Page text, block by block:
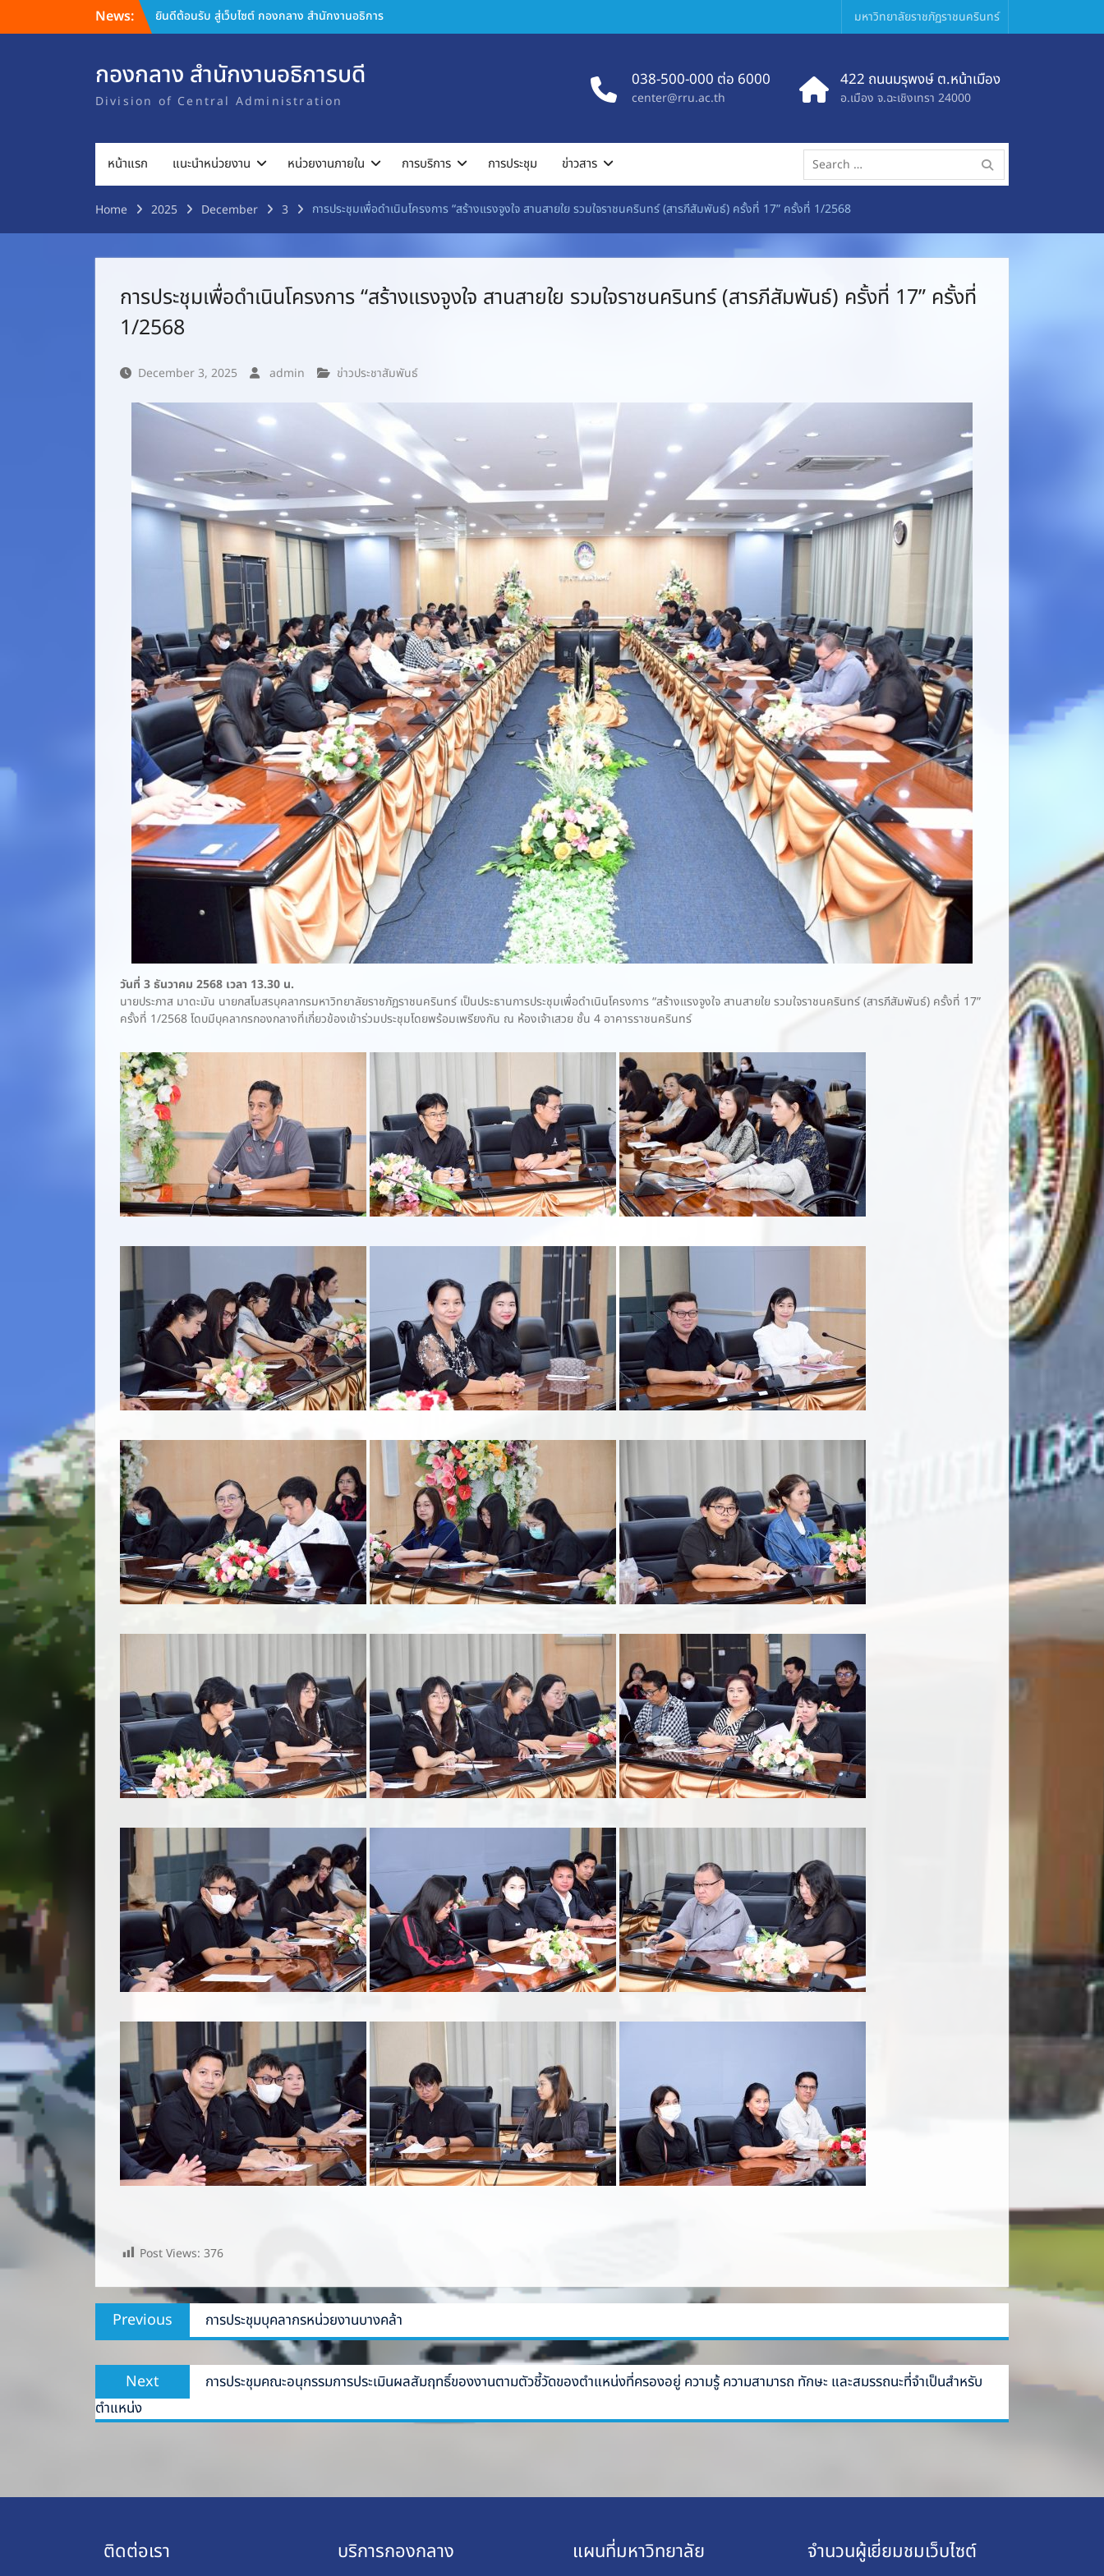
News: ยินดีต้อนรับ สู่เว็บไซต์ กองกลาง สำนักงานอธิการ มหาวิทยาลัยราชภัฏราชนครินทร์
กองกลาง สำนักงานอธิการบดี
Division of Central Administration
038-500-000 ต่อ 6000
center@rru.ac.th
422 ถนนมรุพงษ์ ต.หน้าเมือง
อ.เมือง จ.ฉะเชิงเทรา 24000
หน้าแรก แนะนำหน่วยงาน หน่วยงานภายใน การบริการ การประชุม ข่าวสาร
Search
for:
Home 2025 December 3 การประชุมเพื่อดำเนินโครงการ “สร้างแรงจูงใจ สานสายใย รวมใจราชนครินทร์ (สารภีสัมพันธ์) ครั้งที่ 17” ครั้งที่ 1/2568
การประชุมเพื่อดำเนินโครงการ “สร้างแรงจูงใจ สานสายใย รวมใจราชนครินทร์ (สารภีสัมพันธ์) ครั้งที่ 17” ครั้งที่
1/2568
December 3, 2025 admin ข่าวประชาสัมพันธ์
วันที่ 3 ธันวาคม 2568 เวลา 13.30 น.
นายประภาส มาดะมัน นายกสโมสรบุคลากรมหาวิทยาลัยราชภัฏราชนครินทร์ เป็นประธานการประชุมเพื่อดำเนินโครงการ “สร้างแรงจูงใจ สานสายใย รวมใจราชนครินทร์ (สารภีสัมพันธ์) ครั้งที่ 17”
ครั้งที่ 1/2568 โดบมีบุคลากรกองกลางที่เกี่ยวข้องเข้าร่วมประชุมโดยพร้อมเพรียงกัน ณ ห้องเจ้าเสวย ชั้น 4 อาคารราชนครินทร์
Post Views: 376
Post
navigation
Previous
Previous
post:
การประชุมบุคลากรหน่วยงานบางคล้า
Next
post:
การประชุมคณะอนุกรรมการประเมินผลสัมฤทธิ์ของงานตามตัวชี้วัดของตำแหน่งที่ครองอยู่ ความรู้ ความสามารถ ทักษะ และสมรรถนะที่จำเป็นสำหรับ
ตำแหน่ง
ติดต่อเรา บริการกองกลาง แผนที่มหาวิทยาลัย จำนวนผู้เยี่ยมชมเว็บไซต์